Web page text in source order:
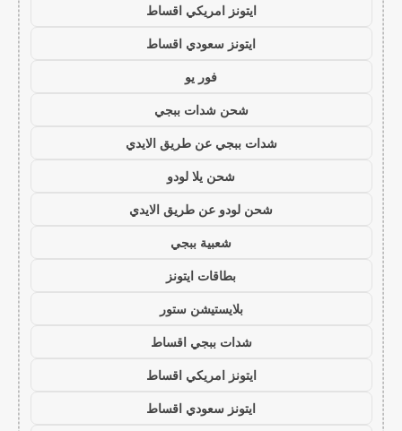
ايتونز امريكي اقساط
ايتونز سعودي اقساط
فور يو
شحن شدات ببجي
شدات ببجي عن طريق الايدي
شحن يلا لودو
شحن لودو عن طريق الايدي
شعبية ببجي
بطاقات ايتونز
بلايستيشن ستور
شدات ببجي اقساط
ايتونز امريكي اقساط
ايتونز سعودي اقساط